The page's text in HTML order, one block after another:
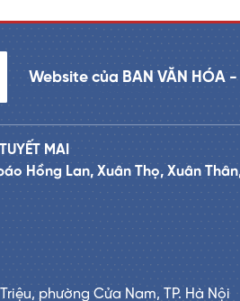
Website của BAN VĂN HÓA -
MAI
Hồng Lan, Xuân Thọ, Xuân
phường Cửa Nam, TP. Hà Nội